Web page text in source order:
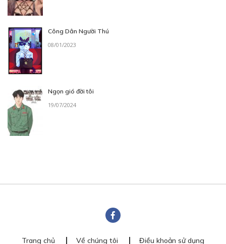
Công Dân Người Thú
08/01/2023
Ngọn gió đời tôi
19/07/2024
Trang chủ Về chúng tôi Điều khoản sử dụng